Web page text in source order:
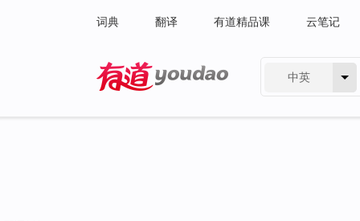
词典 翻译 有道精品课 云笔记
中英